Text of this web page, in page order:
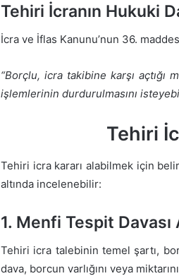
Tehiri İcranın Hukuki
İcra ve İflas Kanunu’nun 36.
“Borçlu, icra takibine karşı açtığı
işlemlerinin durdurulmasını
Tehiri
Tehiri icra kararı alabilmek için
altında incelenebilir:
1. Menfi Tespit Davası
Tehiri icra talebinin temel şartı,
dava, borcun varlığını veya